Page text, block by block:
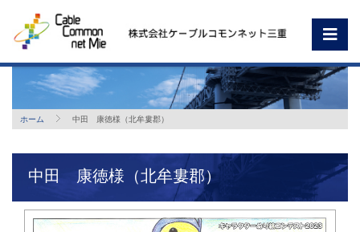
ホーム 中田 康徳様（北牟婁郡）
中田 康徳様（北牟婁郡）